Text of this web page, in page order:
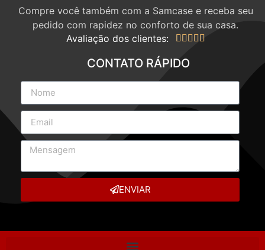
Compre você também com a Samcase e receba seu
pedido com rapidez no conforto de sua casa.
Avaliação dos clientes:
    
CONTATO RÁPIDO
ENVIAR